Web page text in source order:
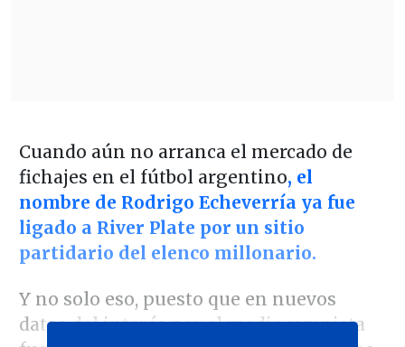
Cuando aún no arranca el mercado de
fichajes en el fútbol argentino, el
nombre de Rodrigo Echeverría ya fue
ligado a River Plate por un sitio
partidario del elenco millonario.
Y no solo eso, puesto que en nuevos
datos del interés por el mediocampista